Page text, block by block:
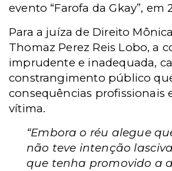
evento “Farofa da Gkay”, em
Para a juíza de Direito
Thomaz Perez Reis Lobo, a
imprudente e inadequada,
constrangimento público
consequências profissionais
vítima.
“Embora o réu alegue
não teve intenção
que tenha promovido a